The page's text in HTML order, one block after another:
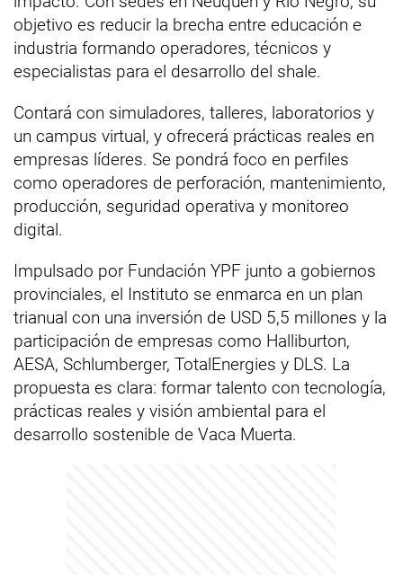
objetivo es reducir la brecha entre educación e
industria formando operadores, técnicos y
especialistas para el desarrollo del shale.
Contará con simuladores, talleres, laboratorios y
un campus virtual, y ofrecerá prácticas reales en
empresas líderes. Se pondrá foco en perfiles
como operadores de perforación, mantenimiento,
producción, seguridad operativa y monitoreo
digital.
Impulsado por Fundación YPF junto a gobiernos
provinciales, el Instituto se enmarca en un plan
trianual con una inversión de USD 5,5 millones y la
participación de empresas como Halliburton,
AESA, Schlumberger, TotalEnergies y DLS. La
propuesta es clara: formar talento con tecnología,
prácticas reales y visión ambiental para el
desarrollo sostenible de Vaca Muerta.